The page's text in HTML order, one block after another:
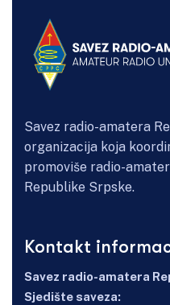
Savez radio-amatera
organizacija koja
promoviše radio-
Republike Srpske.
Kontakt
Savez radio-amatera
Sjedište saveza: